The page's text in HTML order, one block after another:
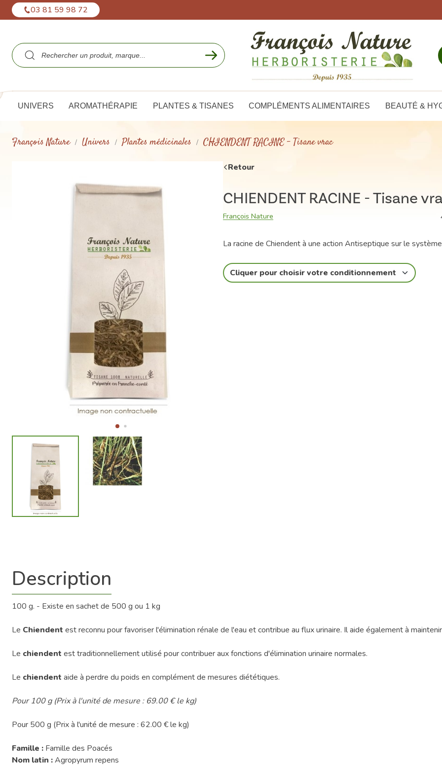
03 81 59 98 72
UNIVERS AROMATHÉRAPIE PLANTES & TISANES COMPLÉMENTS ALIMENTAIRES BEAUTÉ &
François Nature Univers Plantes médicinales CHIENDENT RACINE - Tisane vrac
Retour
CHIENDENT RACINE - Tisane
François Nature
La racine de Chiendent à une action Antiseptique sur le
Cliquer pour choisir votre conditionnement
Description
100 g. - Existe en sachet de 500 g ou 1 kg
Le Chiendent est reconnu pour favoriser l'élimination rénale de l'eau et contribue au flux urinaire. Il aide également à
Le chiendent est traditionnellement utilisé pour contribuer aux fonctions d'élimination urinaire normales.
Le chiendent aide à perdre du poids en complément de mesures diététiques.
Pour 100 g (Prix à l'unité de mesure : 69.00 € le kg)
Pour 500 g (Prix à l'unité de mesure : 62.00 € le kg)
Famille : Famille des Poacés
Nom latin :Agropyrum repens
Panneau de gestion des cookies